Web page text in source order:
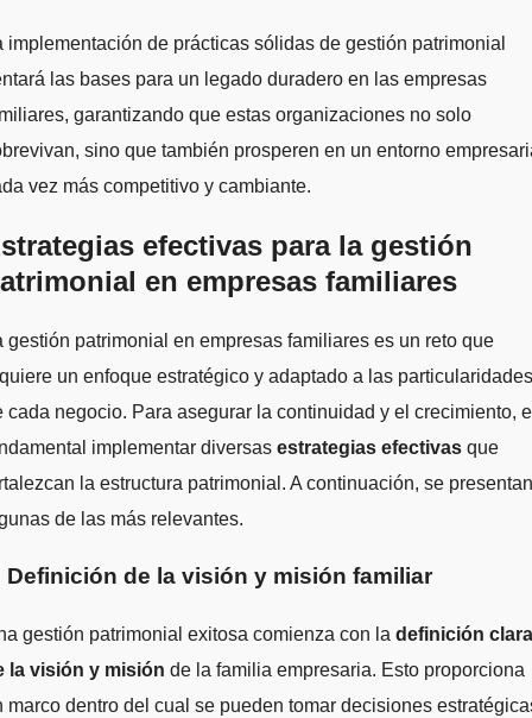
implementación de prácticas sólidas de gestión patrimonial
las bases para un legado duradero en las empresas
garantizando que estas organizaciones no solo
sino que también prosperen en un entorno
vez más competitivo y cambiante.
efectivas para la gestión
en empresas familiares
gestión patrimonial en empresas familiares es un reto que
un enfoque estratégico y adaptado a las particularidades
cada negocio. Para asegurar la continuidad y el crecimiento,
implementar diversas estrategias efectivas que
la estructura patrimonial. A continuación, se presentan
de las más relevantes.
Definición de la visión y misión familiar
gestión patrimonial exitosa comienza con la definición clara
la visión y misión de la familia empresaria. Esto proporciona
marco dentro del cual se pueden tomar decisiones